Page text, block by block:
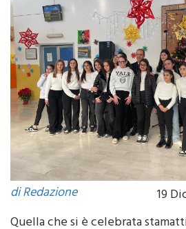
di Redazione
19